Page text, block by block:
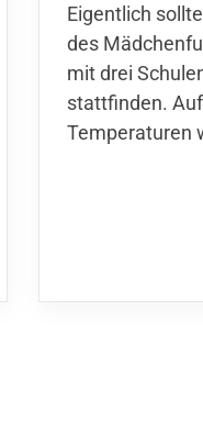
Eigentlich
des
mit drei
stattfinden.
Temperaturen